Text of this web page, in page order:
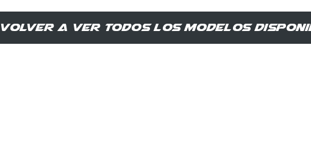
Volver a ver todos los modelos